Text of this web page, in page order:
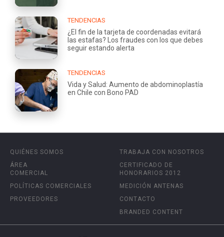
TENDENCIAS
¿El fin de la tarjeta de coordenadas evitará
las estafas? Los fraudes con los que debes
seguir estando alerta
TENDENCIAS
Vida y Salud: Aumento de abdominoplastía
en Chile con Bono PAD
QUIÉNES SOMOS
ÁREA
COMERCIAL
POLÍTICAS COMERCIALES
PROVEEDORES
TRABAJA CON NOSOTROS
CERTIFICADO DE
HONORARIOS 2012
MEDICIÓN ANTENAS
CONTACTO
BRANDED CONTENT